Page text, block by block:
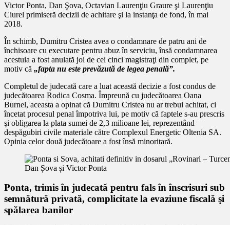
Victor Ponta, Dan Şova, Octavian Laurenţiu Graure şi Laurenţiu
Ciurel primiseră decizii de achitare şi la instanţa de fond, în mai
2018.
În schimb, Dumitru Cristea avea o condamnare de patru ani de
închisoare cu executare pentru abuz în serviciu, însă condamnarea
acestuia a fost anulată joi de cei cinci magistraţi din complet, pe
motiv că „fapta nu este prevăzută de legea penală”.
Completul de judecată care a luat această decizie a fost condus de
judecătoarea Rodica Cosma. Împreună cu judecătoarea Oana
Burnel, aceasta a opinat că Dumitru Cristea nu ar trebui achitat, ci
încetat procesul penal împotriva lui, pe motiv că faptele s-au prescris
şi obligarea la plata sumei de 2,3 milioane lei, reprezentând
despăgubiri civile materiale către Complexul Energetic Oltenia SA.
Opinia celor două judecătoare a fost însă minoritară.
Dan Șova și Victor Ponta
Ponta, trimis în judecată pentru fals în înscrisuri sub
semnătură privată, complicitate la evaziune fiscală şi
spălarea banilor